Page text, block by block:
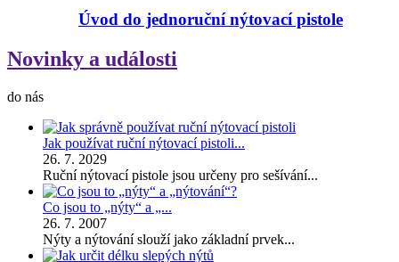
Úvod do jednoruční nýtovací pistole
Novinky a události
do nás
Jak používat ruční nýtovací pistoli...
26. 7. 2029
Ruční nýtovací pistole jsou určeny pro sešívání...
Co jsou to „nýty“ a „...
26. 7. 2007
Nýty a nýtování slouží jako základní prvek...